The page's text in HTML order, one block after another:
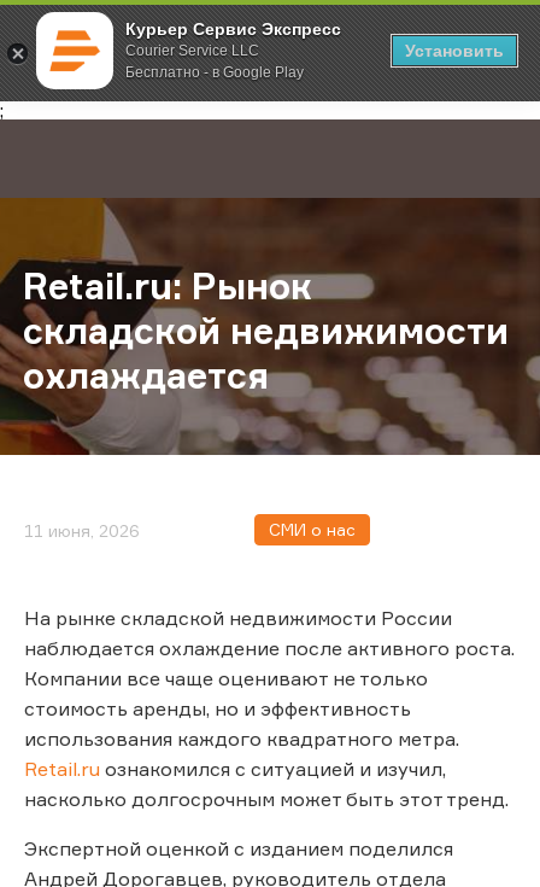
Курьер Сервис Экспресс
Courier Service LLC
Бесплатно - в Google Play
Установить
;
Главная О компании Новости Retail.ru: Рынок складской
Retail.ru: Рынок
складской недвижимости
охлаждается
11 июня, 2026 СМИ о нас
На рынке складской недвижимости России
наблюдается охлаждение после активного роста.
Компании все чаще оценивают не только
стоимость аренды, но и эффективность
использования каждого квадратного метра.
Retail.ru ознакомился с ситуацией и изучил,
насколько долгосрочным может быть этот тренд.
Экспертной оценкой с изданием поделился
Андрей Дорогавцев, руководитель отдела